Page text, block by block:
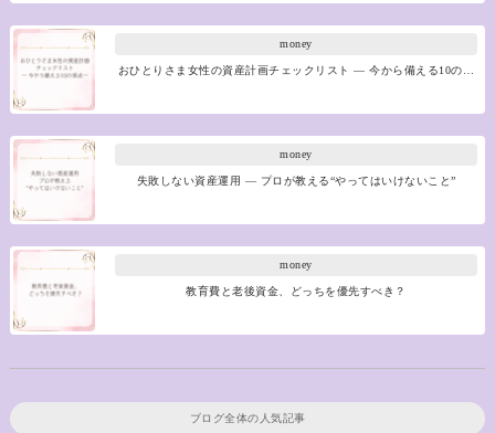
money
おひとりさま女性の資産計画チェックリスト ― 今から備える10の…
money
失敗しない資産運用 ― プロが教える“やってはいけないこと”
money
教育費と老後資金、どっちを優先すべき？
ブログ全体の人気記事